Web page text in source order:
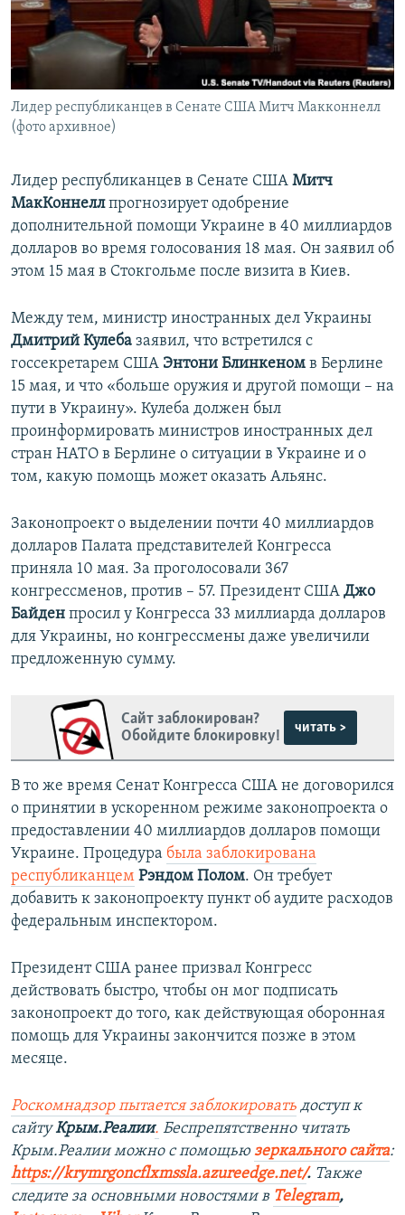
ПОБЕДИТЕЛЕЙ НЕ СУДЯТ?
КРЫМ.НЕПОКОРЕННЫЙ
УКРАИНСКАЯ ПРОБЛЕМА КРЫМА
ПРИСОЕДИНЯЙТЕСЬ!
Все сайты RFE/RL
Лидер республиканцев в Сенате США Митч Макконнелл
(фото архивное)
Лидер республиканцев в Сенате США Митч
МакКоннеллпрогнозирует одобрение
дополнительной помощи Украине в 40 миллиардов
долларов во время голосования 18 мая. Он заявил об
этом 15 мая в Стокгольме после визита в Киев.
Между тем, министр иностранных дел Украины
Дмитрий Кулеба заявил, что встретился с
госсекретарем США Энтони Блинкеном в Берлине
15 мая, и что «больше оружия и другой помощи – на
пути в Украину». Кулеба должен был
проинформировать министров иностранных дел
стран НАТО в Берлине о ситуации в Украине и о
том, какую помощь может оказать Альянс.
Законопроект о выделении почти 40 миллиардов
долларов Палата представителей Конгресса
приняла 10 мая. За проголосовали 367
конгрессменов, против – 57. Президент США Джо
Байден просил у Конгресса 33 миллиарда долларов
для Украины, но конгрессмены даже увеличили
предложенную сумму.
Сайт заблокирован?
Обойдите блокировку!
читать >
В то же время Сенат Конгресса США не договорился
о принятии в ускоренном режиме законопроекта о
предоставлении 40 миллиардов долларов помощи
Украине. Процедура была заблокирована
республиканцем Рэндом Полом. Он требует
добавить к законопроекту пункт об аудите расходов
федеральным инспектором.
Президент США ранее призвал Конгресс
действовать быстро, чтобы он мог подписать
законопроект до того, как действующая оборонная
помощь для Украины закончится позже в этом
месяце.
Роскомнадзор пытается заблокировать доступ к
сайтуКрым.Реалии. Беспрепятственно читать
Крым.Реалии можно с помощью зеркального сайта:
https://krymrgoncflxmssla.azureedge.net/. Также
следите за основными новостями в Telegram,